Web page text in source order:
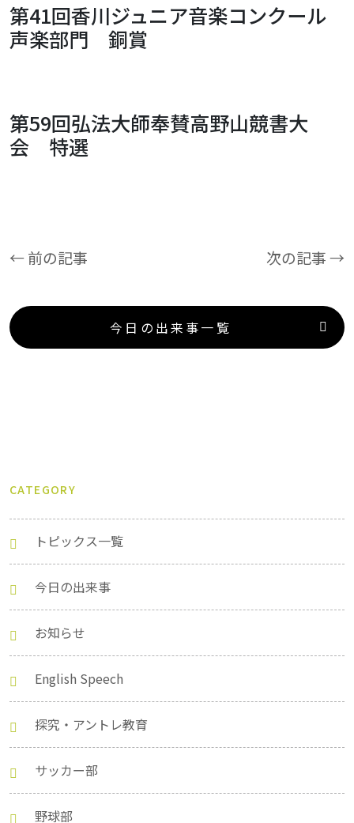
第41回香川ジュニア音楽コンクール
声楽部門 銅賞
第59回弘法大師奉賛高野山競書大
会 特選
← 前の記事 次の記事 →
今日の出来事一覧
CATEGORY
トピックス一覧
今日の出来事
お知らせ
English Speech
探究・アントレ教育
サッカー部
野球部